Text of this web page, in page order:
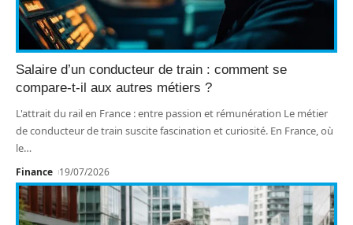
Salaire d’un conducteur de train : comment se
compare-t-il aux autres métiers ?
L'attrait du rail en France : entre passion et rémunération Le métier
de conducteur de train suscite fascination et curiosité. En France, où
le…
Finance 19/07/2026